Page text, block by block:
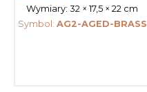
Wymiary:32 × 17,5 × 22 cm
Symbol: AG2-AGED-BRASS